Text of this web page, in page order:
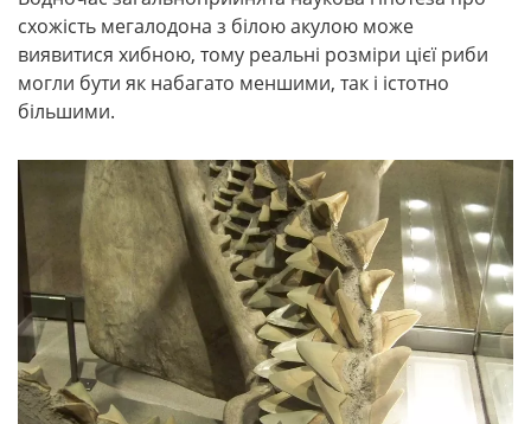
схожість мегалодона з білою акулою може
виявитися хибною, тому реальні розміри цієї риби
могли бути як набагато меншими, так і істотно
більшими.